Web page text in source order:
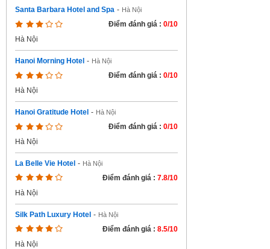
Santa Barbara Hotel and Spa - Hà Nội
Điểm đánh giá : 0/10
Hà Nội
Hanoi Morning Hotel - Hà Nội
Điểm đánh giá : 0/10
Hà Nội
Hanoi Gratitude Hotel - Hà Nội
Điểm đánh giá : 0/10
Hà Nội
La Belle Vie Hotel - Hà Nội
Điểm đánh giá : 7.8/10
Hà Nội
Silk Path Luxury Hotel - Hà Nội
Điểm đánh giá : 8.5/10
Hà Nội